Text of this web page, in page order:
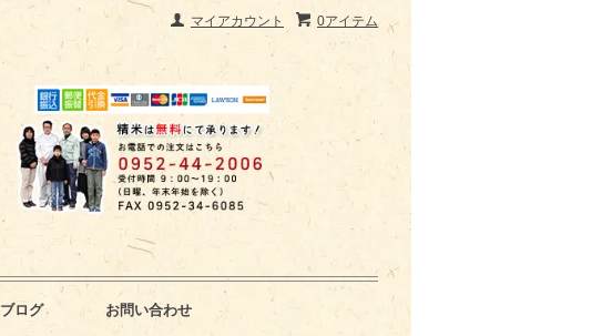
0アイテム
マイアカウント
ブログ お問い合わせ